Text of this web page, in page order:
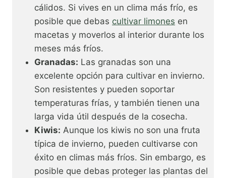
cálidos. Si vives en un clima más frío, es
posible que debas cultivar limones en
macetas y moverlos al interior durante los
meses más fríos.
Granadas: Las granadas son una
excelente opción para cultivar en invierno.
Son resistentes y pueden soportar
temperaturas frías, y también tienen una
larga vida útil después de la cosecha.
Kiwis: Aunque los kiwis no son una fruta
típica de invierno, pueden cultivarse con
éxito en climas más fríos. Sin embargo, es
posible que debas proteger las plantas del